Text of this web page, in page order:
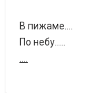
В пижаме....
По небу.....